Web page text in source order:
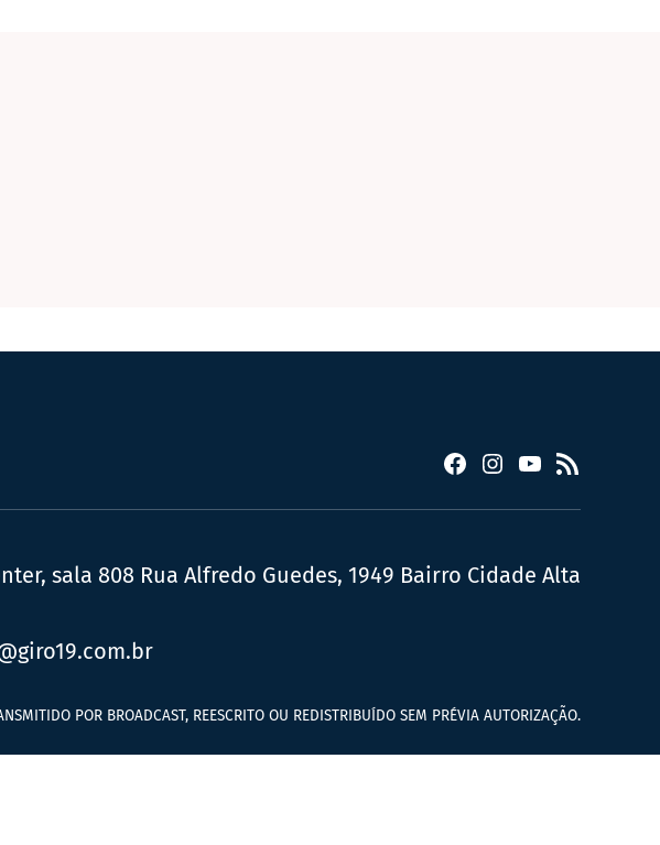
Facebook
Instagram
YouTube
RSS
sala 808 Rua Alfredo Guedes, 1949 Bairro Cidade Alta
POR BROADCAST, REESCRITO OU REDISTRIBUÍDO SEM PRÉVIA AUTORIZAÇÃO.